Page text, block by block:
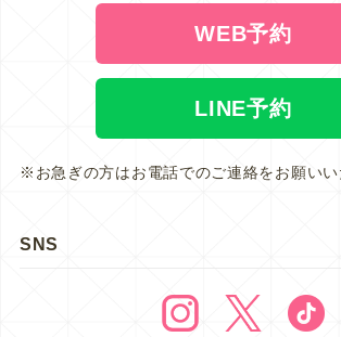
WEB予約
LINE予約
※お急ぎの方はお電話でのご連絡をお願いい
SNS